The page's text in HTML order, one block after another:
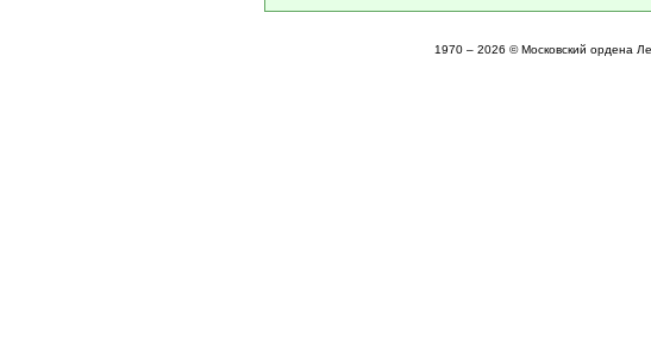
1970 – 2026 © Московский ордена